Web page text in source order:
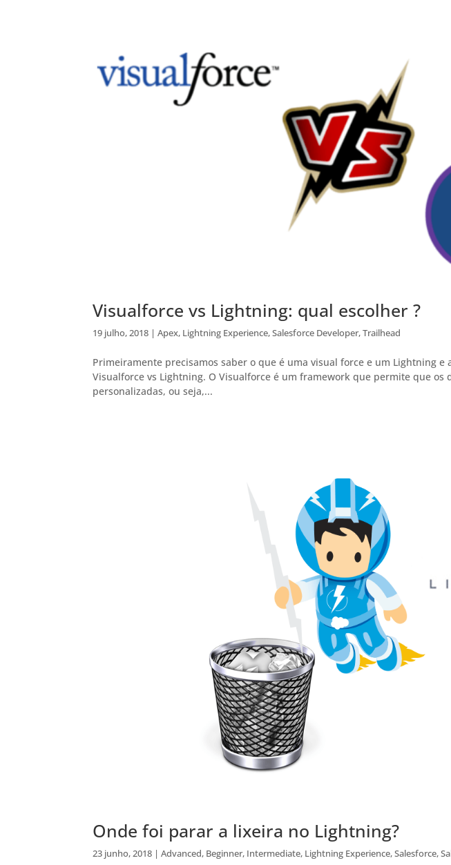
Visualforce vs Lightning: qual escolher ?
19 julho, 2018 |Apex, Lightning Experience,Salesforce Developer,Trailhead
Primeiramente precisamos saber o que é uma visual force e um Lightning e
Visualforce vs Lightning. O Visualforce é um framework que permite que
personalizadas, ou seja,...
Onde foi parar a lixeira no Lightning?
23 junho, 2018 |Advanced, Beginner, Intermediate, Lightning Experience,Salesforce,